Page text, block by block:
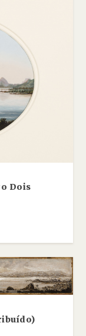
Dois